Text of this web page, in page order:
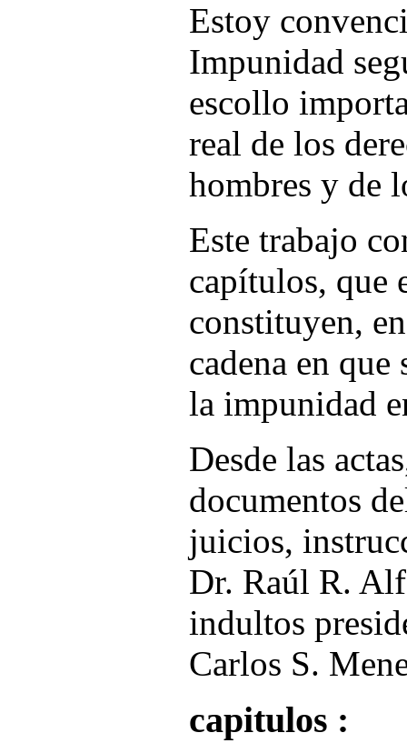
Estoy
Impunidad
escollo
real de los
hombres y de
Este trabajo
capítulos, que
constituyen,
cadena en
la impunidad
Desde las
documentos
juicios,
Dr. Raúl R.
indultos
Carlos S.
capitulos :